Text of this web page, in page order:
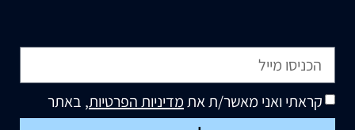
קראתי ואני מאשר/ת אתמדיניות הפרטיות, באתר